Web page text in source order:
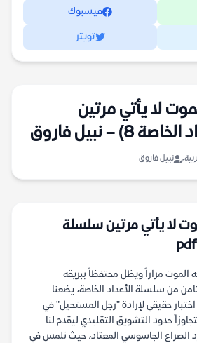
فيسبوك
تويتر
لا يأتي مرتين
– نبيل فاروق
نبيل فاروق
لا يأتي مرتين سلسلة
مراراً ويظل محتفظاً ببريقه
من سلسلة الأعداد الخاصة، يضعنا
اختبار حقيقي لإرادة "رجل المستحيل" في
حدود التشويق التقليدي ليقدم لنا
الصراع الجاسوسي المعتاد، حيث نلمس في